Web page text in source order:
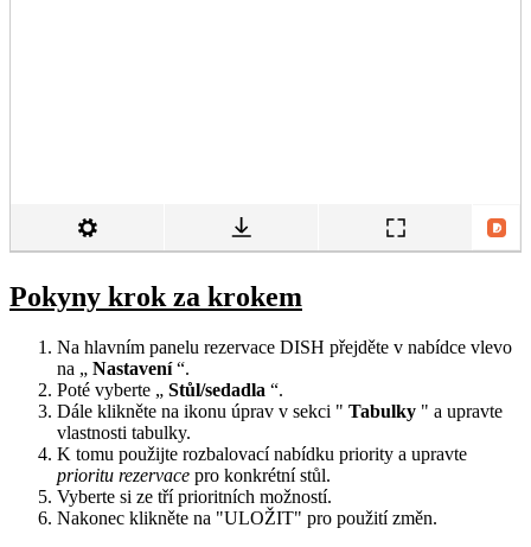
Pokyny krok za krokem
Na hlavním panelu rezervace DISH přejděte v nabídce vlevo
na „ Nastavení“.
Poté vyberte „ Stůl/sedadla “.
Dále klikněte na ikonu úprav v sekci " Tabulky " a upravte
vlastnosti tabulky.
K tomu použijte rozbalovací nabídku priority a upravte
prioritu rezervace pro konkrétní stůl.
Vyberte si ze tří prioritních možností.
Nakonec klikněte na "ULOŽIT" pro použití změn.